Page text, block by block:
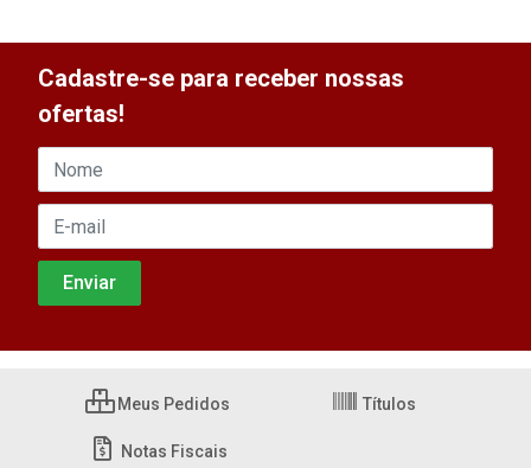
Cadastre-se para receber nossas
ofertas!
Meus Pedidos Títulos
Notas Fiscais